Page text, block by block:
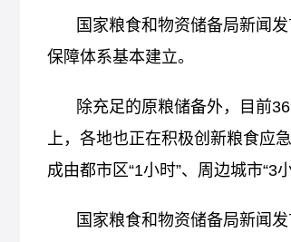
国家粮食和物资储备局新闻
保障体系基本建立。
除充足的原粮储备外，目前
上，各地也正在积极创新粮食应
成由都市区“1小时”、周边城市“3
国家粮食和物资储备局新闻